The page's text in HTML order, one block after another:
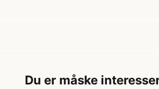
Du er måske